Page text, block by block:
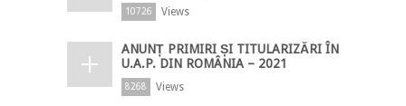
10726 Views
ANUNȚ PRIMIRI ȘI TITULARIZĂRI ÎN
U.A.P. DIN ROMÂNIA – 2021
8268 Views